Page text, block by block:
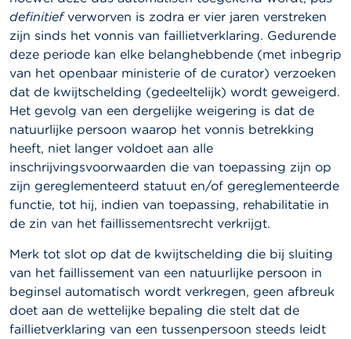
definitiefverworven is zodra er vier jaren verstreken
zijn sinds het vonnis van faillietverklaring. Gedurende
deze periode kan elke belanghebbende (met inbegrip
van het openbaar ministerie of de curator) verzoeken
dat de kwijtschelding (gedeeltelijk) wordt geweigerd.
Het gevolg van een dergelijke weigering is dat de
natuurlijke persoon waarop het vonnis betrekking
heeft, niet langer voldoet aan alle
inschrijvingsvoorwaarden die van toepassing zijn op
zijn gereglementeerd statuut en/of gereglementeerde
functie, tot hij, indien van toepassing, rehabilitatie in
de zin van het faillissementsrecht verkrijgt.
Merk tot slot op dat de kwijtschelding die bij sluiting
van het faillissement van een natuurlijke persoon in
beginsel automatisch wordt verkregen, geen afbreuk
doet aan de wettelijke bepaling die stelt dat de
faillietverklaring van een tussenpersoon steeds leidt